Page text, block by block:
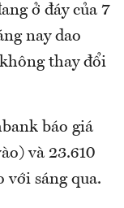
ở đáy của 7
nay dao
thay đổi
báo giá
và 23.610
với sáng qua.